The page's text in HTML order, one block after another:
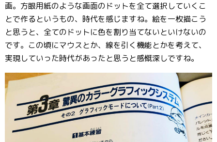
画。方眼用紙のような画面のドットを全て選択していくこ
とで作るというもの、時代を感じますね。絵を一枚描こう
と思うと、全てのドットに色を割り当てないといけないの
です。この頃にマウスとか、線を引く機能とかを考えて、
実現していった時代があったと思うと感慨深しですね。